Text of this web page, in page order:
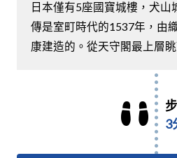
日本僅有5座國寶城樓，犬山
傳是室町時代的1537年，由
康建造的。從天守閣最上層
3